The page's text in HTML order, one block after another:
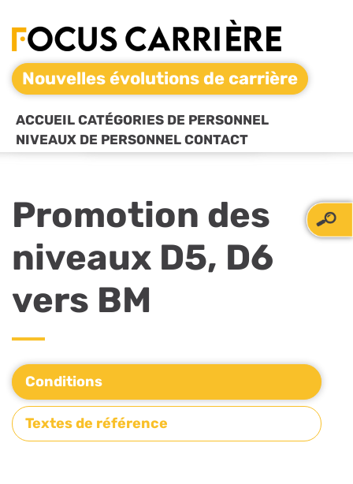
Nouvelles évolutions de carrière
ACCUEIL CATÉGORIES DE PERSONNEL
NIVEAUX DE PERSONNEL CONTACT
Promotion des
niveaux D5, D6
vers BM
Conditions
Textes de référence